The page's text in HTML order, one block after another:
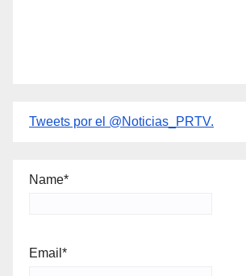
Tweets por el @Noticias_PRTV.
Name*
Email*